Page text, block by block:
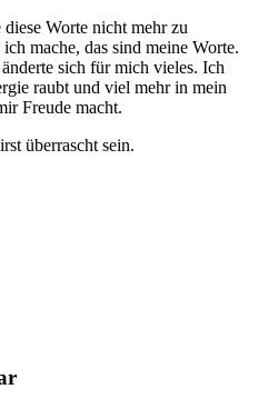
diese Worte nicht mehr zu
mache, das sind meine Worte.
sich für mich vieles. Ich
raubt und viel mehr in mein
Freude macht.
überrascht sein.